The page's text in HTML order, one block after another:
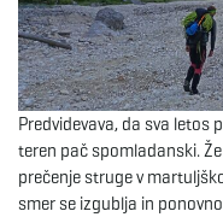
Predvidevava, da sva letos
teren pač spomladanski.
prečenje struge v
smer se izgublja in